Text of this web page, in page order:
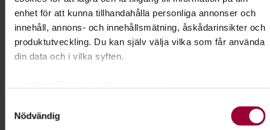
enhet för att kunna tillhandahålla personliga annonser och
innehåll, annons- och innehållsmätning, åskådarinsikter och
produktutveckling. Du kan själv välja vilka som får använda
din data och i vilka syften.
kan ha en noggrannhet på upp till flera meter
Nödvändig
Kontakt
Folkbildningsutvecklare